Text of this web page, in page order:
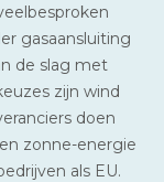
gasaansluiting
de slag met
zijn wind
doen
zonne-energie
als EU.